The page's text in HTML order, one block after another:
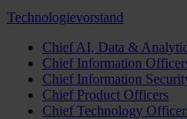
Technologievorstand
Chief AI, Data &
Chief Information
Chief Information
Chief Product Officers
Chief Technology